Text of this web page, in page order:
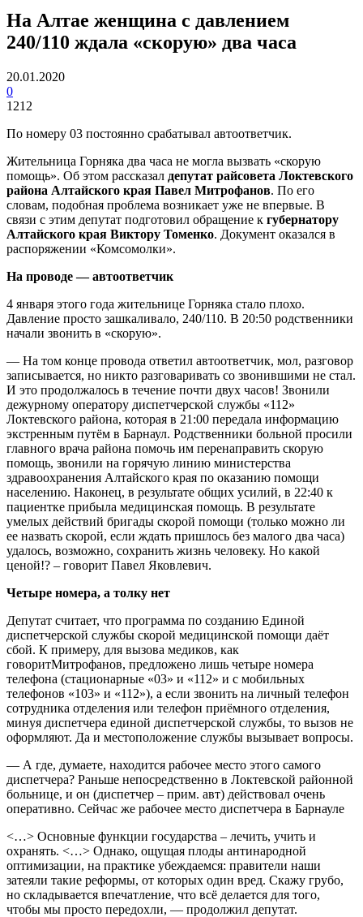
На Алтае женщина с давлением
240/110 ждала «скорую» два часа
20.01.2020
0
1212
По номеру 03 постоянно срабатывал автоответчик.
Жительница Горняка два часа не могла вызвать «скорую
помощь». Об этом рассказал депутат райсовета Локтевского
района Алтайского края Павел Митрофанов. По его
словам, подобная проблема возникает уже не впервые. В
связи с этим депутат подготовил обращение к губернатору
Алтайского края Виктору Томенко. Документ оказался в
распоряжении «Комсомолки».
На проводе — автоответчик
4 января этого года жительнице Горняка стало плохо.
Давление просто зашкаливало, 240/110. В 20:50 родственники
начали звонить в «скорую».
— На том конце провода ответил автоответчик, мол, разговор
записывается, но никто разговаривать со звонившими не стал.
И это продолжалось в течение почти двух часов! Звонили
дежурному оператору диспетчерской службы «112»
Локтевского района, которая в 21:00 передала информацию
экстренным путём в Барнаул. Родственники больной просили
главного врача района помочь им перенаправить скорую
помощь, звонили на горячую линию министерства
здравоохранения Алтайского края по оказанию помощи
населению. Наконец, в результате общих усилий, в 22:40 к
пациентке прибыла медицинская помощь. В результате
умелых действий бригады скорой помощи (только можно ли
ее назвать скорой, если ждать пришлось без малого два часа)
удалось, возможно, сохранить жизнь человеку. Но какой
ценой!? – говорит Павел Яковлевич.
Четыре номера, а толку нет
Депутат считает, что программа по созданию Единой
диспетчерской службы скорой медицинской помощи даёт
сбой. К примеру, для вызова медиков, как
говоритМитрофанов, предложено лишь четыре номера
телефона (стационарные «03» и «112» и с мобильных
телефонов «103» и «112»), а если звонить на личный телефон
сотрудника отделения или телефон приёмного отделения,
минуя диспетчера единой диспетчерской службы, то вызов не
оформляют. Да и местоположение службы вызывает вопросы.
— А где, думаете, находится рабочее место этого самого
диспетчера? Раньше непосредственно в Локтевской районной
больнице, и он (диспетчер – прим. авт) действовал очень
оперативно. Сейчас же рабочее место диспетчера в Барнауле
<…> Основные функции государства – лечить, учить и
охранять. <…> Однако, ощущая плоды антинародной
оптимизации, на практике убеждаемся: правители наши
затеяли такие реформы, от которых один вред. Скажу грубо,
но складывается впечатление, что всё делается для того,
чтобы мы просто передохли, — продолжил депутат.